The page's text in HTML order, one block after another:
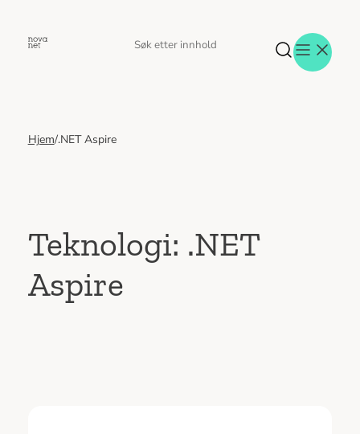
Aktuelt
Menneskene
Om oss
Jobb hos oss
Kontakt oss
Søk
Søk
Hjem/.NET Aspire
Teknologi: .NET
Aspire